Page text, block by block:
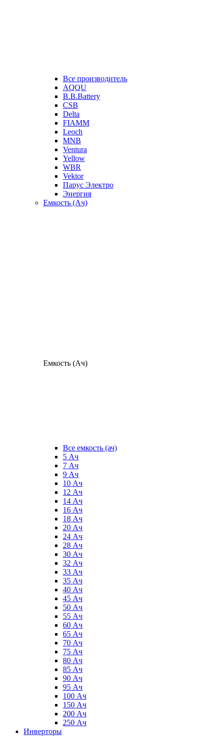
Все производитель
AQQU
B.B.Battery
CSB
Delta
FIAMM
Leoch
MNB
Ventura
Yellow
WBR
Vektor
Парус Электро
Энергия
Емкость (Ач)
Емкость (Ач)
Все емкость (ач)
5 Ач
7 Ач
9 Ач
10 Ач
12 Ач
14 Ач
16 Ач
18 Ач
20 Ач
24 Ач
28 Ач
30 Ач
32 Ач
33 Ач
35 Ач
40 Ач
45 Ач
50 Ач
55 Ач
60 Ач
65 Ач
70 Ач
75 Ач
80 Ач
85 Ач
90 Ач
95 Ач
100 Ач
150 Ач
200 Ач
250 Ач
Инверторы